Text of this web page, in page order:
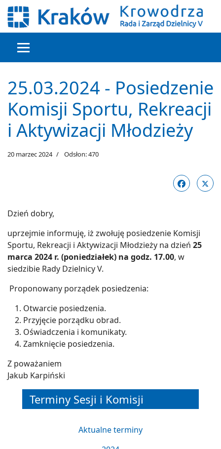
Głowna treść
25.03.2024 - Posiedzenie
Komisji Sportu, Rekreacji
i Aktywizacji Młodzieży
20 marzec 2024 Odsłon: 470
Dzień dobry,
uprzejmie informuję, iż zwołuję posiedzenie Komisji
Sportu, Rekreacji i Aktywizacji Młodzieży na dzień 25
marca 2024 r. (poniedziałek) na godz. 17.00, w
siedzibie Rady Dzielnicy V.
Proponowany porządek posiedzenia:
Otwarcie posiedzenia.
Przyjęcie porządku obrad.
Oświadczenia i komunikaty.
Zamknięcie posiedzenia.
Z poważaniem
Jakub Karpiński
Terminy Sesji i Komisji
Aktualne terminy